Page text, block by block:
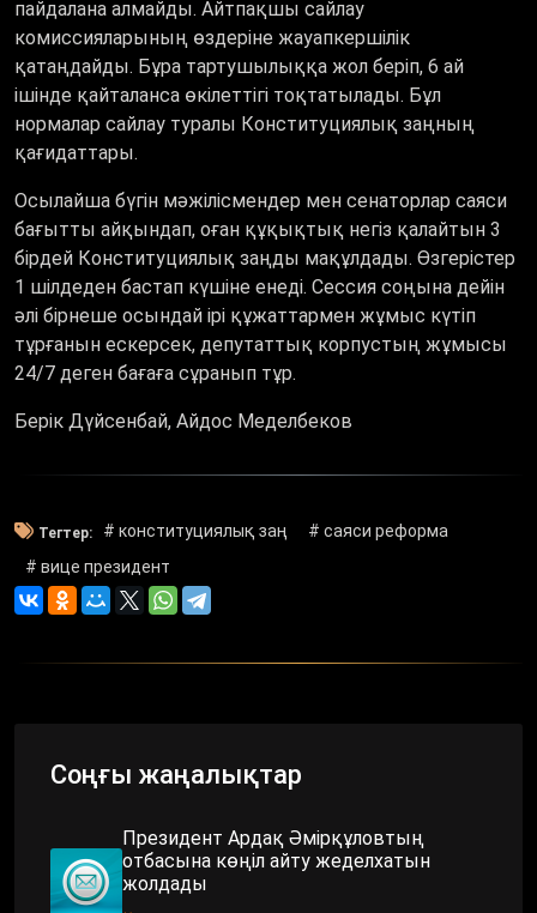
пайдалана алмайды. Айтпақшы сайлау
комиссияларының өздеріне жауапкершілік
қатаңдайды. Бұра тартушылыққа жол беріп, 6 ай
ішінде қайталанса өкілеттігі тоқтатылады. Бұл
нормалар сайлау туралы Конституциялық заңның
қағидаттары.
Осылайша бүгін мәжілісмендер мен сенаторлар саяси
бағытты айқындап, оған құқықтық негіз қалайтын 3
бірдей Конституциялық заңды мақұлдады. Өзгерістер
1 шілдеден бастап күшіне енеді. Сессия соңына дейін
әлі бірнеше осындай ірі құжаттармен жұмыс күтіп
тұрғанын ескерсек, депутаттық корпустың жұмысы
24/7 деген бағаға сұранып тұр.
Берік Дүйсенбай, Айдос Меделбеков
Тегтер: # конституциялық заң
# саяси реформа
# вице президент
Соңғы жаңалықтар
Президент Ардақ Әмірқұловтың
отбасына көңіл айту жеделхатын
жолдады